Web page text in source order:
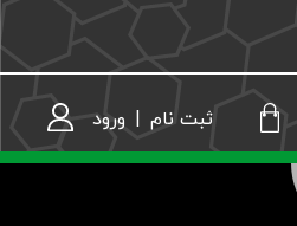
ثبت نام ورود